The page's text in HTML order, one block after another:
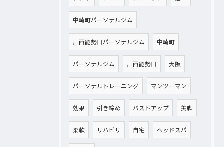
中崎町パーソナルジム
川西能勢口パーソナルジム 中崎町
パーソナルジム 川西能勢口 大阪
パーソナルトレーニング マンツーマン
効果 引き締め バストアップ 美脚
柔軟 リハビリ 自宅 ヘッドスパ